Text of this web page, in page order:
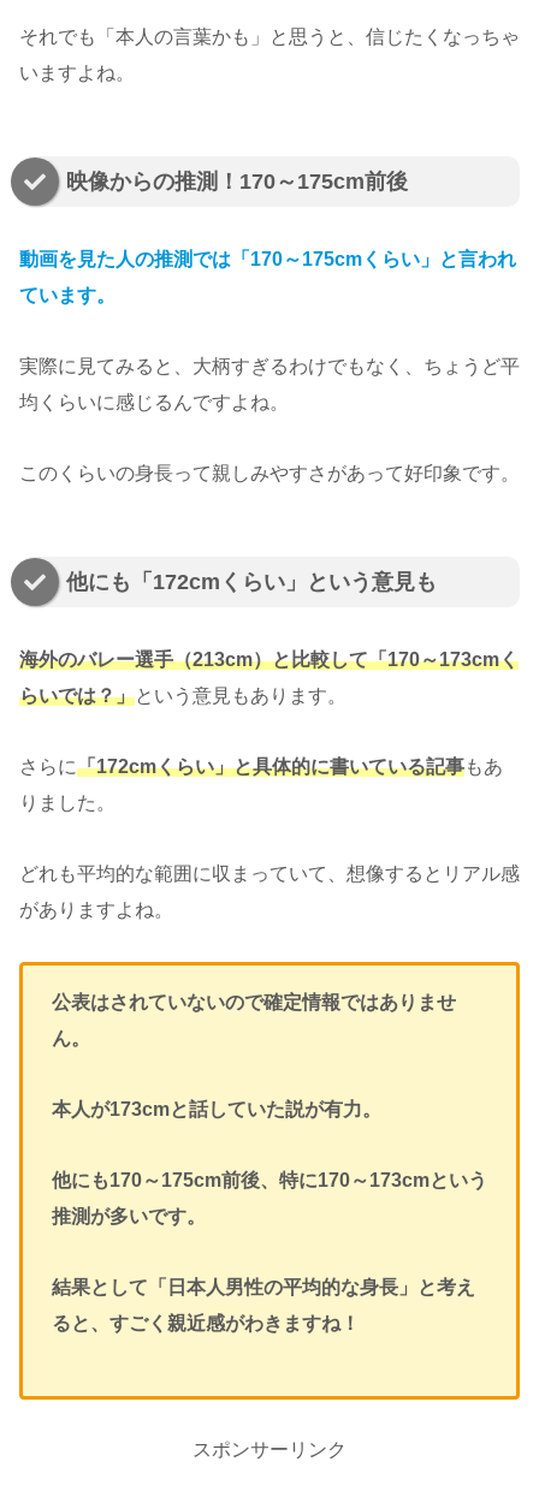
それでも「本人の言葉かも」と思うと、信じたくなっちゃ
いますよね。
映像からの推測！170～175cm前後
動画を見た人の推測では「170～175cmくらい」と言われ
ています。
実際に見てみると、大柄すぎるわけでもなく、ちょうど平
均くらいに感じるんですよね。
このくらいの身長って親しみやすさがあって好印象です。
他にも「172cmくらい」という意見も
海外のバレー選手（213cm）と比較して「170～173cmく
らいでは？」という意見もあります。
さらに「172cmくらい」と具体的に書いている記事もあ
りました。
どれも平均的な範囲に収まっていて、想像するとリアル感
がありますよね。
公表はされていないので確定情報ではありませ
ん。
本人が173cmと話していた説が有力。
他にも170～175cm前後、特に170～173cmという
推測が多いです。
結果として「日本人男性の平均的な身長」と考え
ると、すごく親近感がわきますね！
スポンサーリンク